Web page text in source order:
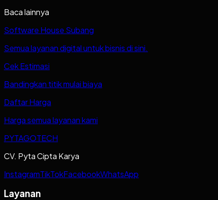
Baca lainnya
Software House Subang
Semua layanan digital untuk bisnis di sini.
Cek Estimasi
Bandingkan titik mulai biaya
Daftar Harga
Harga semua layanan kami
PYTAGOTECH
CV. Pyta Cipta Karya
InstagramTikTokFacebookWhatsApp
Layanan